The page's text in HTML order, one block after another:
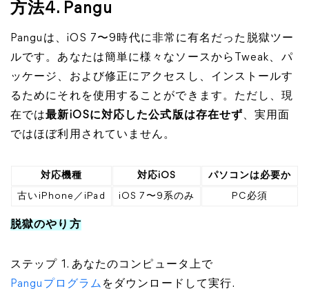
方法4. Pangu
Panguは、iOS 7〜9時代に非常に有名だった脱獄ツー
ルです。あなたは簡単に様々なソースからTweak、パ
ッケージ、および修正にアクセスし、インストールす
るためにそれを使用することができます。ただし、現
在では最新iOSに対応した公式版は存在せず、実用面
ではほぼ利用されていません。
対応機種 対応iOS
パソコンは必要か
古いiPhone／iPad
iOS 7〜9系のみ ​​​​​​​PC必須
脱獄のやり方
ステップ 1. あなたのコンピュータ上で
Panguプログラム をダウンロードして実行.